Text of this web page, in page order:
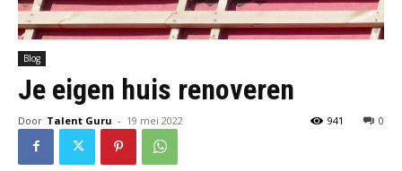
Blog
Je eigen huis renoveren
Door Talent Guru - 19 mei 2022 0
941